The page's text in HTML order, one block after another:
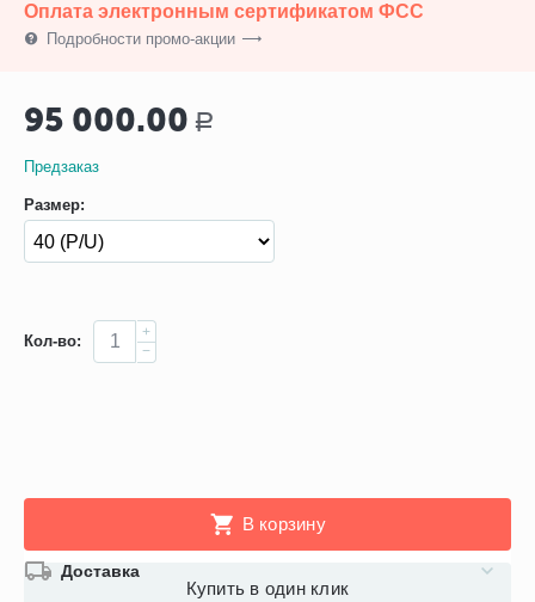
Оплата электронным сертификатом ФСС
Подробности промо-акции
95 000.00 Р
Предзаказ
Размер:
Кол-во:
+
−
В корзину
Купить в один клик
Доставка